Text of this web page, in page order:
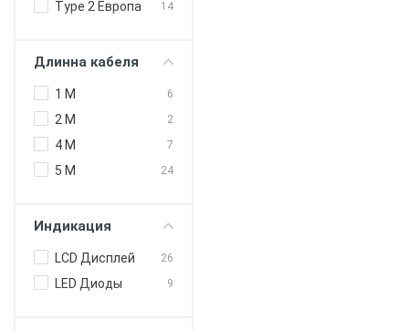
Type 2 Европа 14
Длинна кабеля
1 M 6
2 M 2
4 M 7
5 M 24
Индикация
LCD Дисплей 26
LED Диоды 9